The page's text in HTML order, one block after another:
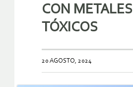
CON METALES
TÓXICOS
20 AGOSTO, 2024